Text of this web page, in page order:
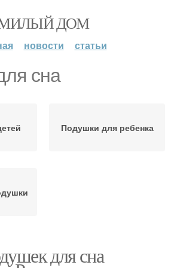
ДОМ
новости статьи
сна
Подушки для ребенка
для сна